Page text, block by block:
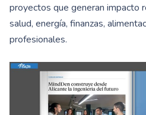
proyectos que generan impacto
salud, energía, finanzas,
profesionales.